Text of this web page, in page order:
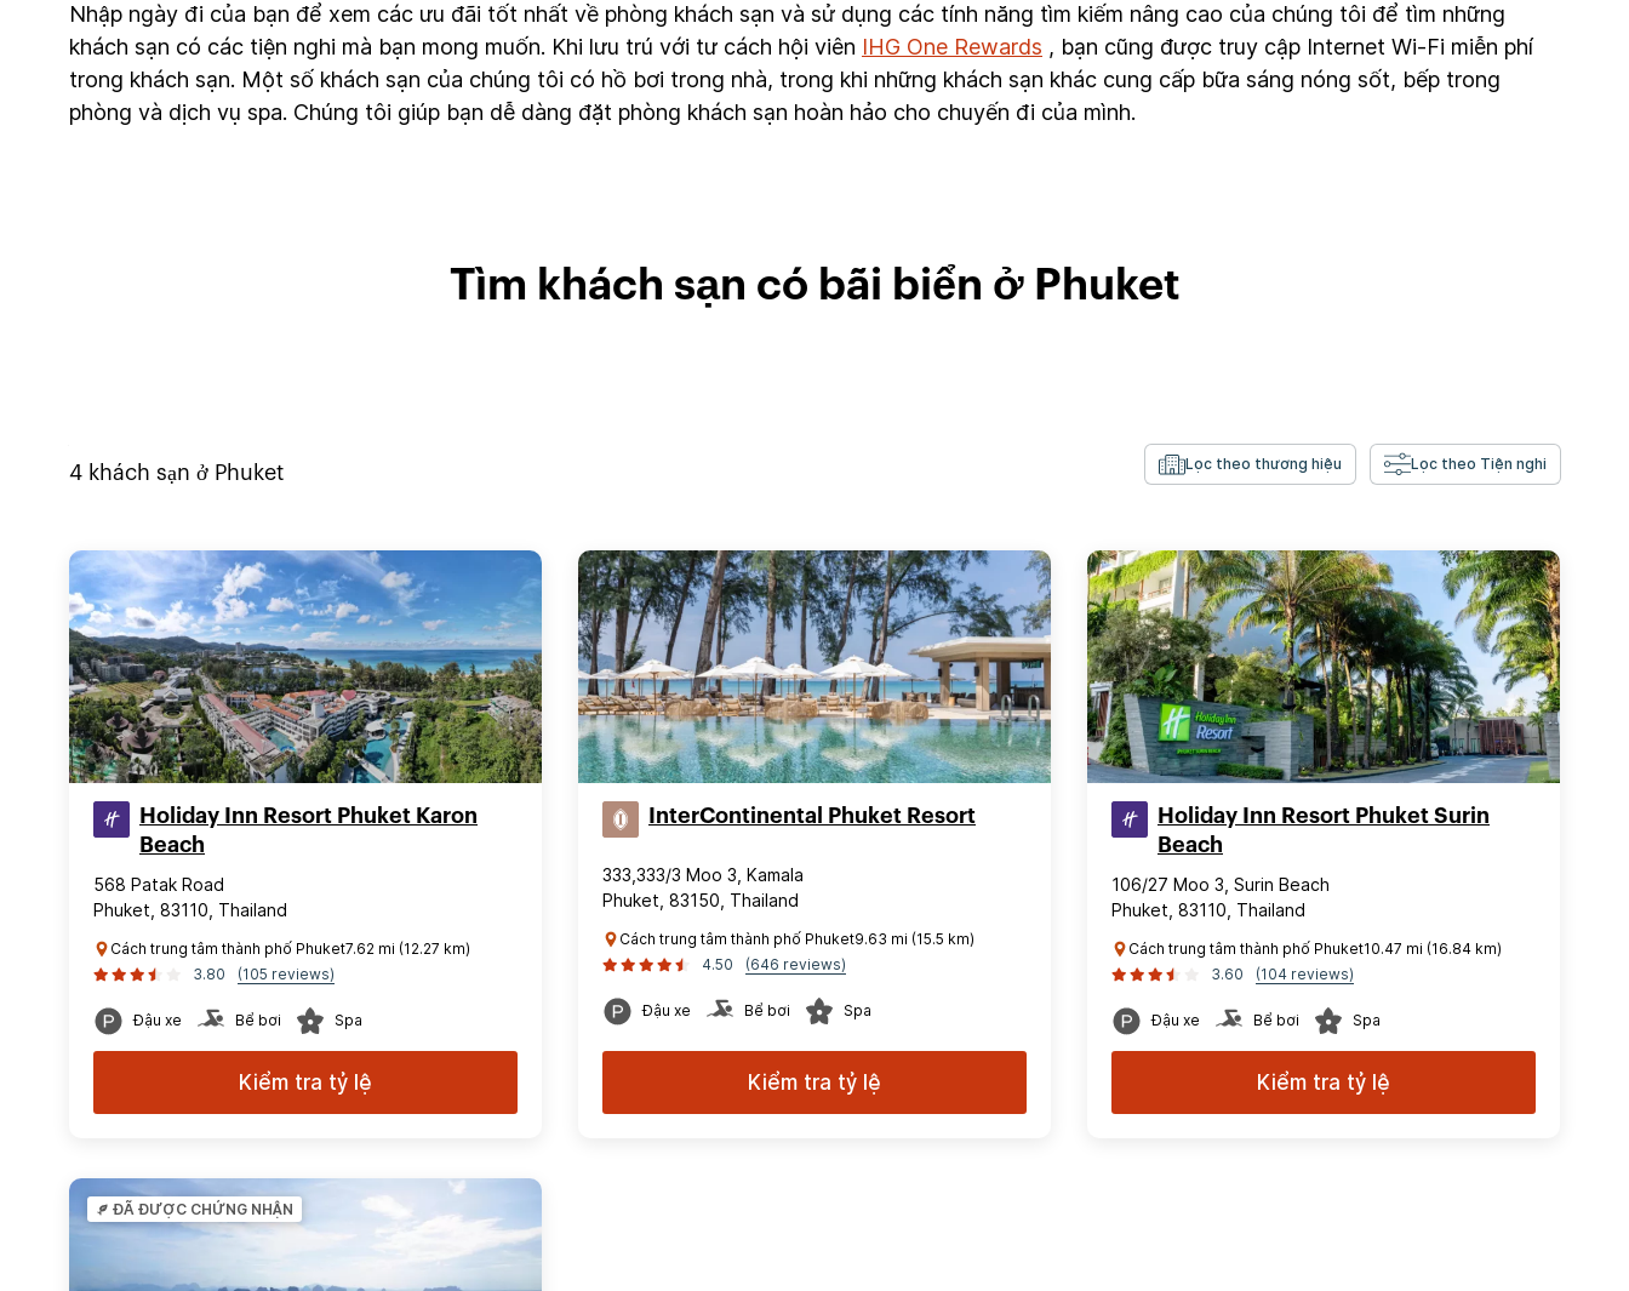
Nhập ngày đi của bạn để xem các ưu đãi tốt nhất về phòng khách sạn và sử dụng các tính năng tìm kiếm nâng cao của chúng tôi để tìm những
khách sạn có các tiện nghi mà bạn mong muốn. Khi lưu trú với tư cách hội viên IHG One Rewards , bạn cũng được truy cập Internet Wi-Fi miễn phí
trong khách sạn. Một số khách sạn của chúng tôi có hồ bơi trong nhà, trong khi những khách sạn khác cung cấp bữa sáng nóng sốt, bếp trong
phòng và dịch vụ spa. Chúng tôi giúp bạn dễ dàng đặt phòng khách sạn hoàn hảo cho chuyến đi của mình.
Tìm khách sạn có bãi biển ở Phuket
4 khách sạn ở Phuket Lọc theo thương hiệu Lọc theo Tiện nghi
Holiday Inn Resort Phuket Karon
Beach
568 Patak Road
Phuket, 83110, Thailand
Cách trung tâm thành phố Phuket7.62 mi (12.27 km)
3.80
(105 reviews)
Đậu xe Bể bơi Spa
Kiểm tra tỷ lệ
InterContinental Phuket Resort
333,333/3 Moo 3, Kamala
Phuket, 83150, Thailand
Cách trung tâm thành phố Phuket9.63 mi (15.5 km)
4.50
(646 reviews)
Đậu xe Bể bơi Spa
Kiểm tra tỷ lệ
Holiday Inn Resort Phuket Surin
Beach
106/27 Moo 3, Surin Beach
Phuket, 83110, Thailand
Cách trung tâm thành phố Phuket10.47 mi (16.84 km)
3.60
(104 reviews)
Đậu xe Bể bơi Spa
Kiểm tra tỷ lệ
ĐÃ ĐƯỢC CHỨNG NHẬN